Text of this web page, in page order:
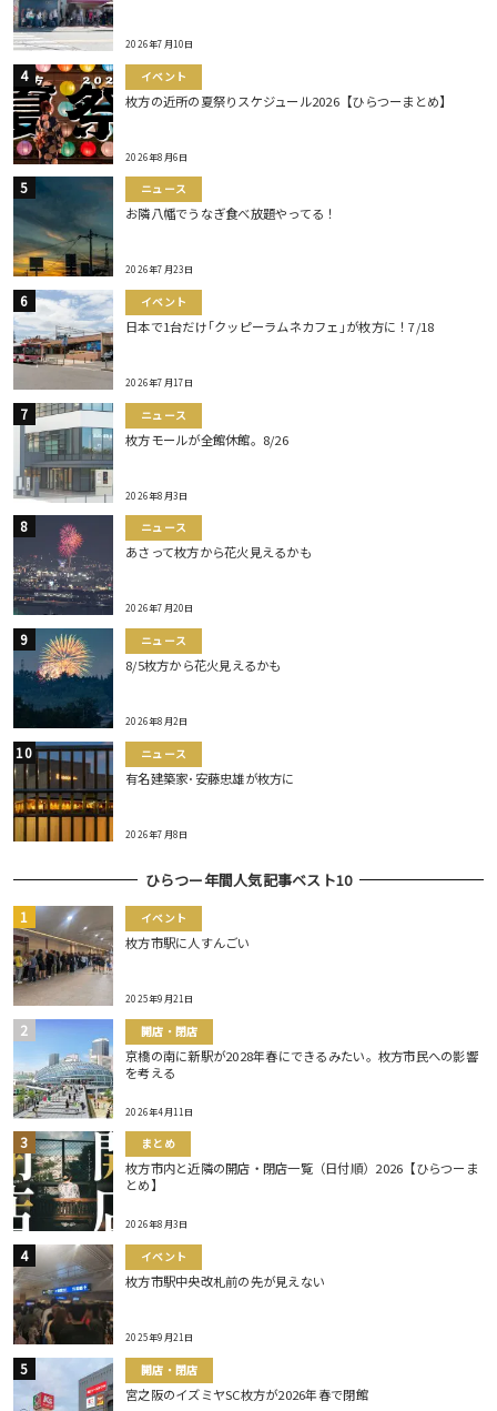
2026年7月10日
イベント
枚方の近所の夏祭りスケジュール2026【ひらつーまとめ】
2026年8月6日
ニュース
お隣八幡でうなぎ食べ放題やってる！
2026年7月23日
イベント
日本で1台だけ｢クッピーラムネカフェ｣が枚方に！7/18
2026年7月17日
ニュース
枚方モールが全館休館。8/26
2026年8月3日
ニュース
あさって枚方から花火見えるかも
2026年7月20日
ニュース
8/5枚方から花火見えるかも
2026年8月2日
ニュース
有名建築家･安藤忠雄が枚方に
2026年7月8日
ひらつー年間人気記事ベスト10
イベント
枚方市駅に人すんごい
2025年9月21日
開店・閉店
京橋の南に新駅が2028年春にできるみたい。枚方市民への影響
を考える
2026年4月11日
まとめ
枚方市内と近隣の開店・閉店一覧（日付順）2026【ひらつーま
とめ】
2026年8月3日
イベント
枚方市駅中央改札前の先が見えない
2025年9月21日
開店・閉店
宮之阪のイズミヤSC枚方が2026年春で閉館